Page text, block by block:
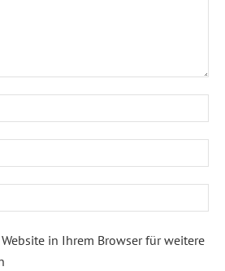
in Ihrem Browser für weitere